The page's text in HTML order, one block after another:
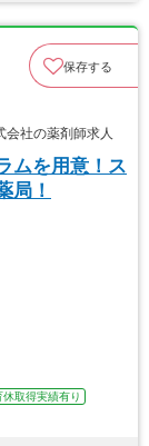
保存する
社の薬剤師求人
ムを用意！ス
局！
休取得実績有り